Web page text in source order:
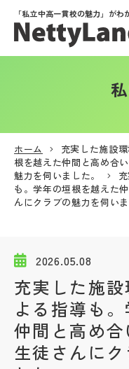
「私立中高一貫校の魅力」がわ
メニュー
学校選び
学校動画
私学探検隊
帰国生受験情報
ホーム
充実した施設
根を越えた仲間と高め合
魅力を伺いました。
も。学年の垣根を越えた
んにクラブの魅力を伺いま
2026.05.08
充実した施
よる指導も
仲間と高め
生徒さんに